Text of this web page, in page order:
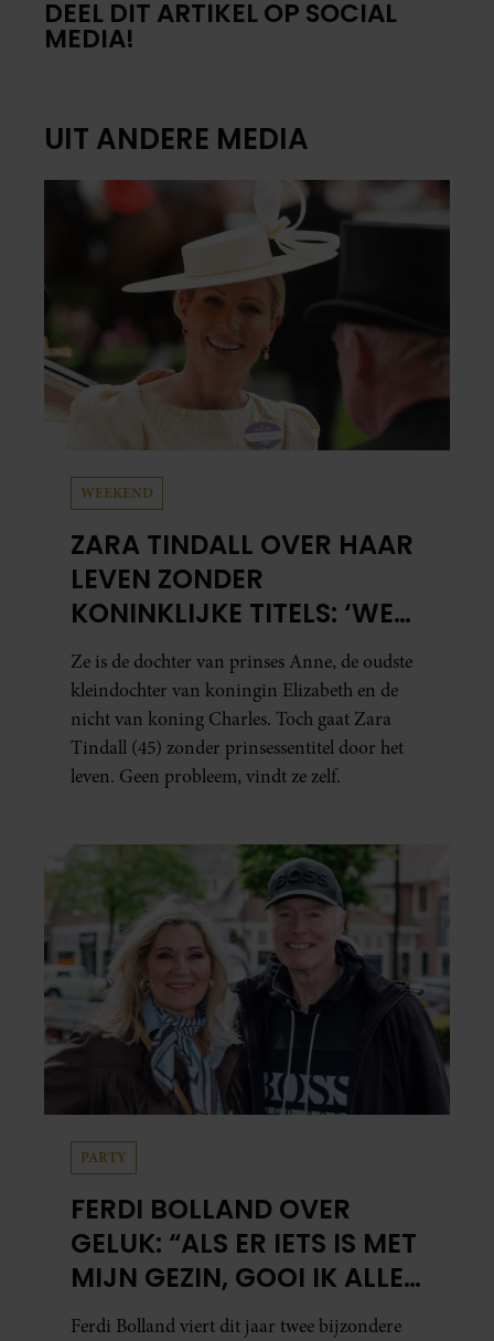
DEEL DIT ARTIKEL OP SOCIAL
MEDIA!
UIT ANDERE MEDIA
WEEKEND
ZARA TINDALL OVER HAAR
LEVEN ZONDER
KONINKLIJKE TITELS: ‘WE
HEBBEN ENORM VEEL
GELUK GEHAD’
Ze is de dochter van prinses Anne, de oudste
kleindochter van koningin Elizabeth en de
nicht van koning Charles. Toch gaat Zara
Tindall (45) zonder prinsessentitel door het
leven. Geen probleem, vindt ze zelf.
PARTY
FERDI BOLLAND OVER
GELUK: “ALS ER IETS IS MET
MIJN GEZIN, GOOI IK ALLES
UIT MIJN AGENDA”
Ferdi Bolland viert dit jaar twee bijzondere